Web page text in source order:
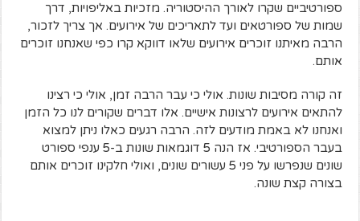
ספורטיביים שקרו לאורך ההיסטוריה. מזכיות באליפויות, דרך
שמות של ספורטאים ועד לתאריכים של אירועים. אך צריך לזכור,
הרבה מאיתנו זוכרים אירועים שלאו דווקא קרו כפי שאנחנו זוכרים
אותם.
זה קורה מסיבות שונות. אולי כי עבר הרבה זמן, אולי כי רצינו
להתאים אירועים לרצונות אישיים. אלו דברים שקורים לנו כל הזמן
ואנחנו לא באמת מודעים לזה. הרבה רגעים כאלו ניתן למצוא
בעבר הספורטיבי. אז הנה 5 דוגמאות שונות ב-5 ענפי ספורט
שונים שנפרשו על פני 5 עשורים שונים, ואולי חלקינו זוכרים אותם
בצורה קצת שונה.